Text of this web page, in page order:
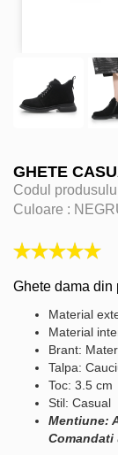
GHETE
Codul
Culoare :
Ghete dama din
Material
Material
Brant:
Talpa:
Toc: 3.5 cm
Stil: Casual
Mentiune:
Comandati